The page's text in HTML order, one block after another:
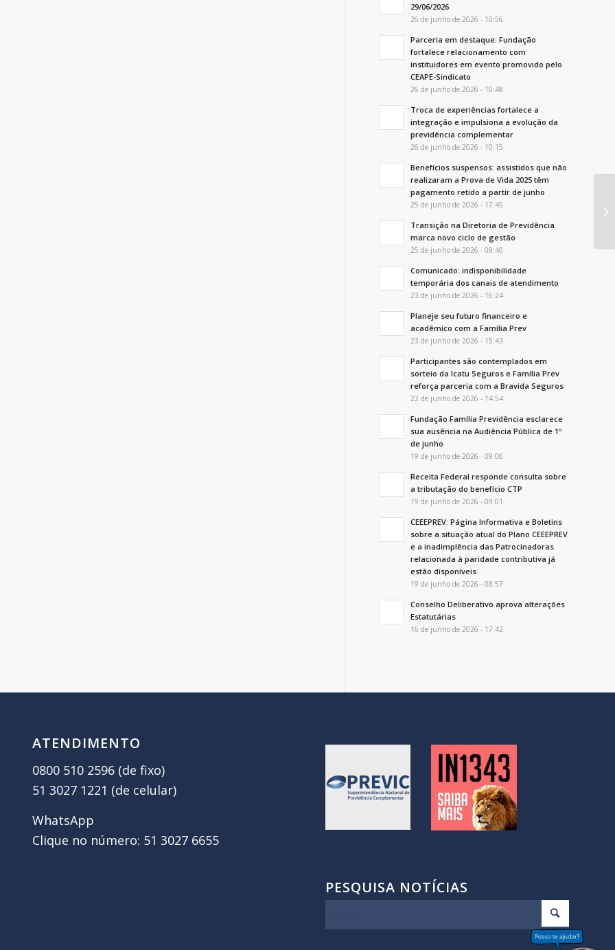
29/06/2026
26 de junho de 2026 - 10:56
Parceria em destaque: Fundação
fortalece relacionamento com
instituidores em evento promovido pelo
CEAPE-Sindicato
26 de junho de 2026 - 10:48
Troca de experiências fortalece a
integração e impulsiona a evolução da
previdência complementar
26 de junho de 2026 - 10:15
Benefícios suspensos: assistidos que não
realizaram a Prova de Vida 2025 têm
pagamento retido a partir de junho
25 de junho de 2026 - 17:45
Transição na Diretoria de Previdência
marca novo ciclo de gestão
25 de junho de 2026 - 09:40
Comunicado: indisponibilidade
temporária dos canais de atendimento
23 de junho de 2026 - 16:24
Planeje seu futuro financeiro e
acadêmico com a Família Prev
23 de junho de 2026 - 15:43
Participantes são contemplados em
sorteio da Icatu Seguros e Família Prev
reforça parceria com a Bravida Seguros
22 de junho de 2026 - 14:54
Fundação Família Previdência esclarece
sua ausência na Audiência Pública de 1º
de junho
19 de junho de 2026 - 09:06
Receita Federal responde consulta sobre
a tributação do benefício CTP
19 de junho de 2026 - 09:01
CEEEPREV: Página Informativa e Boletins
sobre a situação atual do Plano CEEEPREV
e a inadimplência das Patrocinadoras
relacionada à paridade contributiva já
estão disponíveis
19 de junho de 2026 - 08:57
Conselho Deliberativo aprova alterações
Estatutárias
16 de junho de 2026 - 17:42
ATENDIMENTO
0800 510 2596 (de fixo)
51 3027 1221 (de celular)
WhatsApp
Clique no número: 51 3027 6655
PESQUISA NOTÍCIAS